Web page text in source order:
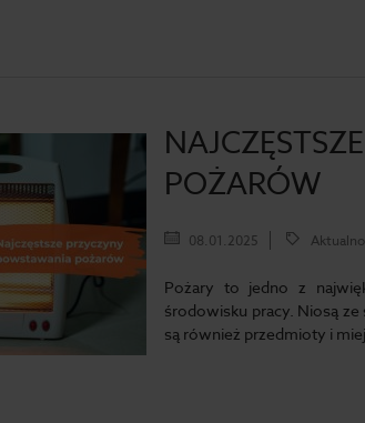
POŻARÓW
08.01.2025
Pożary to jedno z
środowisku pracy. Niosą
są również przedmioty i